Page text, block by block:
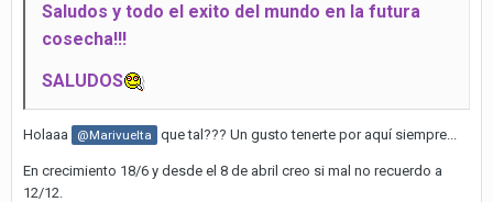
Saludos y todo el exito del mundo en la futura
cosecha!!!
SALUDOS
Holaaa @Marivuelta que tal??? Un gusto tenerte por aquí siempre...
En crecimiento 18/6 y desde el 8 de abril creo si mal no recuerdo a
12/12.